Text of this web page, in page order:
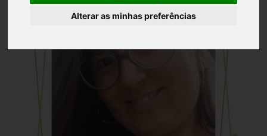
Alterar as minhas preferências